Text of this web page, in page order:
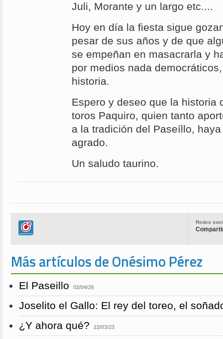
Juli, Morante y un largo etc....
Hoy en día la fiesta sigue
pesar de sus años y de que
se empeñan en masacrarla y
por medios nada
historia.
Espero y deseo que la historia
toros Paquiro, quien tanto
a la tradición del Paseíllo,
agrado.
Un saludo taurino.
Redes
Más artículos de Onésimo Pérez
El Paseillo 02/04/26
Joselito el Gallo: El rey del toreo, el
¿Y ahora qué?
22/03/23